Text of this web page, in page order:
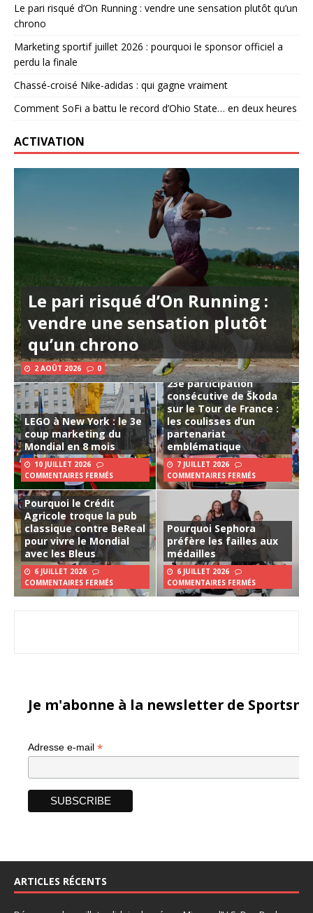
Le pari risqué d’On Running : vendre une sensation plutôt qu’un
chrono
Marketing sportif juillet 2026 : pourquoi le sponsor officiel a
perdu la finale
Chassé-croisé Nike-adidas : qui gagne vraiment
Comment SoFi a battu le record d’Ohio State… en deux heures
ACTIVATION
Le pari risqué d’On Running :
vendre une sensation plutôt
qu’un chrono
2 AOÛT 2026 0
LEGO à New York : le 3e
coup marketing du
Mondial en 8 mois
10 JUILLET 2026
COMMENTAIRES FERMÉS
23e participation
consécutive de Škoda
sur le Tour de France :
les coulisses d’un
partenariat
emblématique
7 JUILLET 2026
COMMENTAIRES FERMÉS
Pourquoi le Crédit
Agricole troque la pub
classique contre BeReal
pour vivre le Mondial
avec les Bleus
6 JUILLET 2026
COMMENTAIRES FERMÉS
Pourquoi Sephora
préfère les failles aux
médailles
6 JUILLET 2026
COMMENTAIRES FERMÉS
Je m'abonne à la newsletter de
Adresse e-mail *
ARTICLES RÉCENTS